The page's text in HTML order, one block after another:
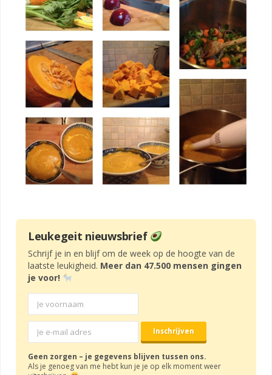
Leukegeit nieuwsbrief
Schrijf je in en blijf om de week op de hoogte van de
laatste leukigheid. Meer dan 47.500 mensen gingen
je voor!
Geen zorgen – je gegevens blijven tussen ons.
Als je genoeg van me hebt kun je je op elk moment weer